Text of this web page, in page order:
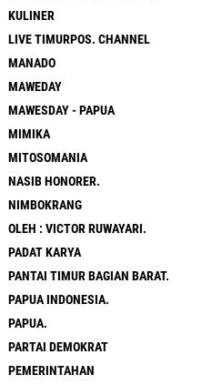
KULINER
LIVE TIMURPOS. CHANNEL
MANADO
MAWEDAY
MAWESDAY - PAPUA
MIMIKA
MITOSOMANIA
NASIB HONORER.
NIMBOKRANG
OLEH : VICTOR RUWAYARI.
PADAT KARYA
PANTAI TIMUR BAGIAN BARAT.
PAPUA INDONESIA.
PAPUA.
PARTAI DEMOKRAT
PEMERINTAHAN